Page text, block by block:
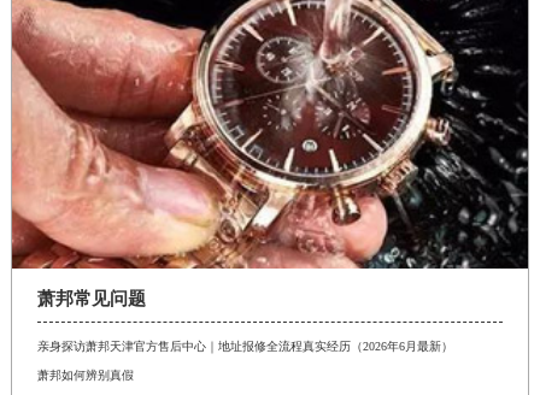
萧邦常见问题
亲身探访萧邦天津官方售后中心｜地址报修全流程真实经历（2026年6月最新）
萧邦如何辨别真假